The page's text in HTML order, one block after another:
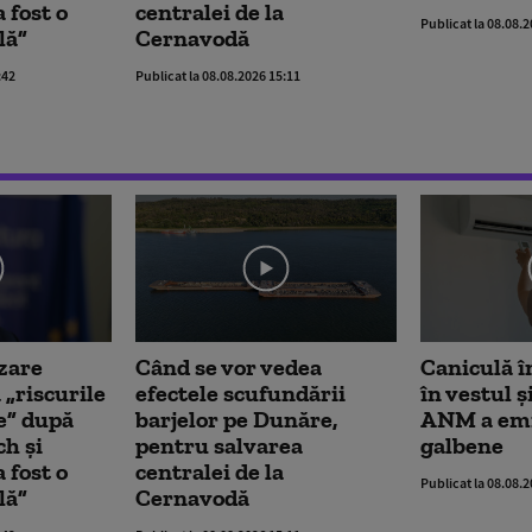
fost o
centralei de la
Cernavodă
Publicat la 08.08.2026 15:11
Publicat la
„riscurile
după
și
fost o
Când se vor vedea
efectele scufundării
barjelor pe Dunăre,
pentru salvarea
centralei de la
Cernavodă
Caniculă
în vestul
ANM a
galbene
Publicat la